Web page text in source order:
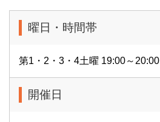
曜日・時間帯
第1・2・3・4土曜 19:00～20:00
開催日